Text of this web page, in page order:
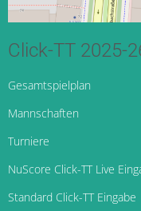
Click-TT 2025-
Gesamtspielplan
Mannschaften
Turniere
NuScore Click-TT Live
Standard Click-TT Eingabe